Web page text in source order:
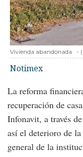
Vivienda abandonada -
Notimex
La reforma
recuperación de
Infonavit, a través
así el deterioro de
general de la